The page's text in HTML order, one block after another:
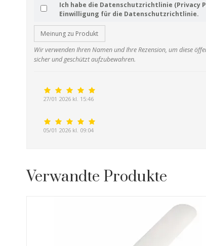
Ich habe die Datenschutzrichtlinie (Privacy
Einwilligung für die Datenschutzrichtlinie.
Meinung zu Produkt
Wir verwenden Ihren Namen und Ihre Rezension, um diese
sicher und geschützt aufzubewahren.
27/01 2026 kl. 15:46
05/01 2026 kl. 09:04
Verwandte Produkte